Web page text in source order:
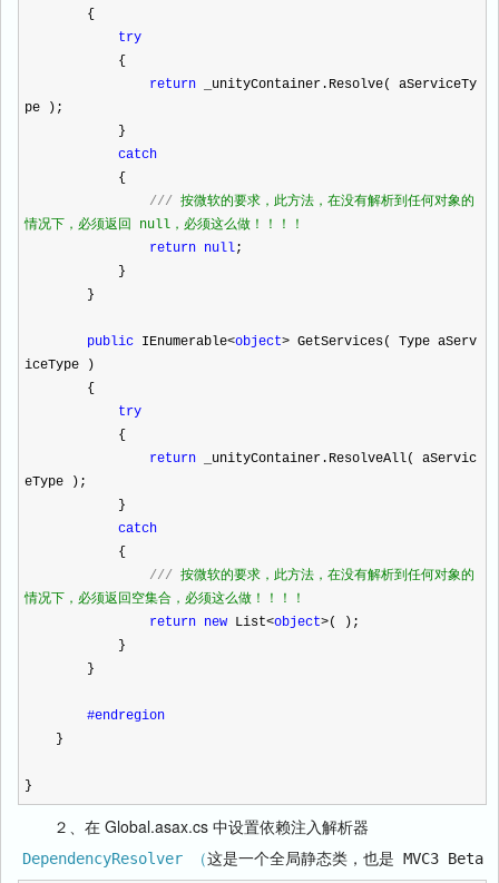
{
try
{
return _unityContainer.Resolve( aServiceTy
pe );
}
catch
{
/// 按微软的要求，此方法，在没有解析到任何对象的
情况下，必须返回 null，必须这么做！！！！
return null;
}
}
public IEnumerable<object> GetServices( Type aServ
iceType )
{
try
{
return _unityContainer.ResolveAll( aServic
eType );
}
catch
{
/// 按微软的要求，此方法，在没有解析到任何对象的
情况下，必须返回空集合，必须这么做！！！！
return new List<object>( );
}
}
#endregion
}
}
２、在 Global.asax.cs 中设置依赖注入解析器
DependencyResolver （这是一个全局静态类，也是 MVC3 Beta